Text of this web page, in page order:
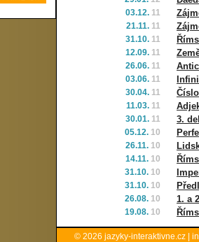
03.12. 11
21.11. 11
31.10. 11
12.09. 11
26.06. 11
03.06. 11
30.04. 11
11.03. 11
30.01. 11 3.
05.12. 10
26.11. 10
14.11. 10
31.10. 10
31.10. 10
26.08. 10 1. a
19.08. 10
© 2026 jazyky-interaktivne.cz